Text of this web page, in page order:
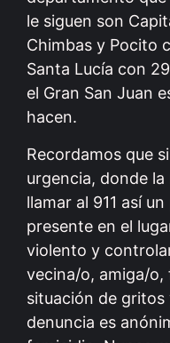
le siguen son
Chimbas y Pocito
Santa Lucía con
el Gran San Juan
hacen.
Recordamos que
urgencia, donde
llamar al 911 así
presente en el
violento y
vecina/o, amiga/o,
situación de gritos
denuncia es